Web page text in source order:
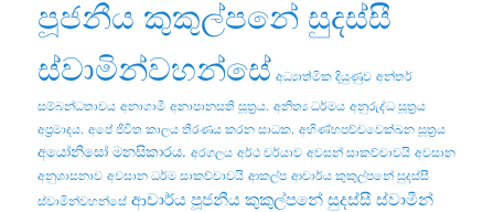
පූජනීය කුකුල්පනේ සුදස්සී
ස්වාමින්වහන්සේ අධ්‍යාත්මික දියුණුව අන්තර්
සම්බන්ධතාවය අනාගාමී අනාපානසති සූත්‍රය. අනිත්‍ය ධර්මය අනුරුද්ධ සූත්‍රය
අප්‍රමාදය. අපේ ජීවිත කාලය තීරණය කරන සාධක. අභිණ්හපච්චවෙක්ඛන සූත්‍රය
අයෝනිසෝ මනසිකාරය. අරගලය අර්ථ චර්යාව අවසන් සාකච්චාවයි අවසාන
අනුශාසනාව අවසාන ධර්ම සාකච්චාවයි ආකල්ප ආචාර්ය කුකුල්පනේ සුදස්සී
ස්වාමින්වහන්සේ ආචාර්ය පූජනීය කුකුල්පනේ සුදස්සී ස්වාමීන්